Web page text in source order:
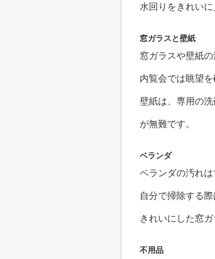
水回りをきれい
窓ガラスと壁紙
窓ガラスや壁紙
内覧会では眺望
壁紙は、専用の
が無難です。
ベランダ
ベランダの汚れ
自分で掃除する
きれいにした窓
不用品